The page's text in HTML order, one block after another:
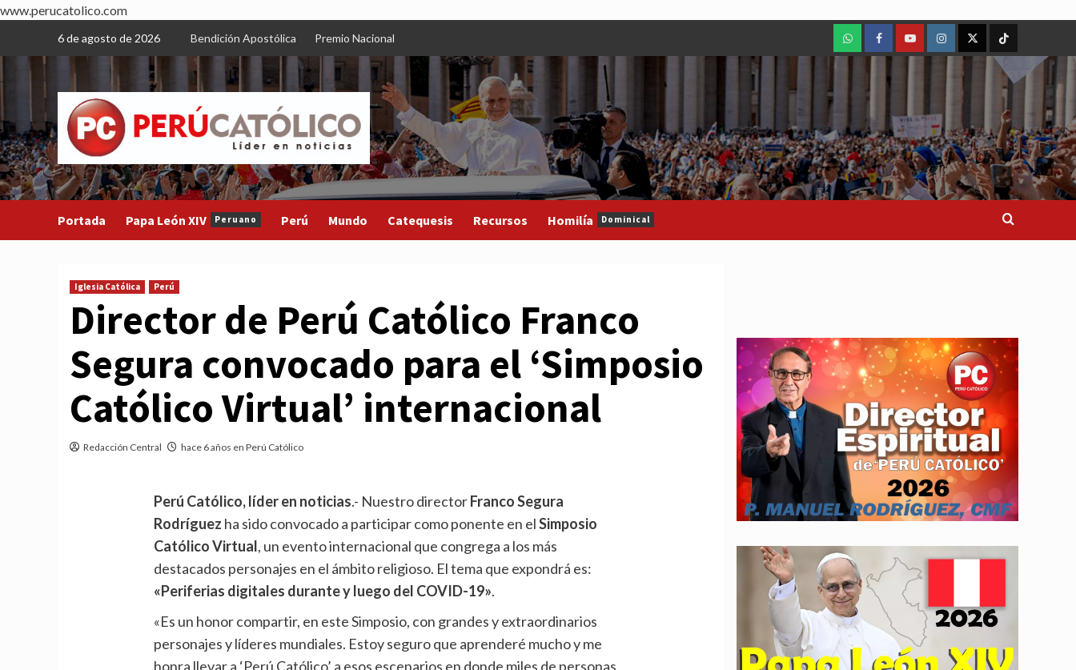
www.perucatolico.com
content
6 de agosto de 2026 Bendición Apostólica Premio Nacional
WhatsAppFacebookYoutubeInstagram
X TikTok
Portada Papa León XIV Peruano Perú Mundo Catequesis Recursos Homilía Dominical
Iglesia Católica Perú
Director de Perú Católico Franco
Segura convocado para el ‘Simposio
Católico Virtual’ internacional
Redacción Central hace 6 años en Perú Católico
Perú Católico, líder en noticias.- Nuestro directorFranco Segura
Rodríguez ha sido convocado a participar como ponente en elSimposio
Católico Virtual, un evento internacional que congrega a los más
destacados personajes en el ámbito religioso. El tema que expondrá es:
«Periferias digitales durante y luego del COVID-19».
«Es un honor compartir, en este Simposio, con grandes y extraordinarios
personajes y líderes mundiales. Estoy seguro que aprenderé mucho y me
honra llevar a ‘Perú Católico’ a esos escenarios en donde miles de personas